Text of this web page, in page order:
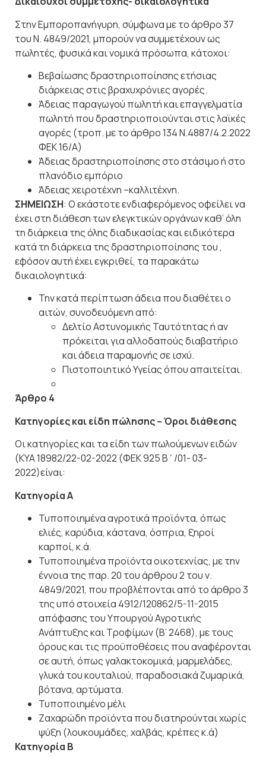
Στην Εμποροπανήγυρη, σύμφωνα με το άρθρο 37
του Ν. 4849/2021, μπορούν να συμμετέχουν ως
πωλητές, φυσικά και νομικά πρόσωπα, κάτοχοι:
Βεβαίωσης δραστηριοποίησης ετήσιας
διάρκειας στις βραχυχρόνιεςαγορές.
Άδειας παραγωγού πωλητή και επαγγελματία
πωλητή που δραστηριοποιούνται στις λαϊκές
αγορές (τροπ. με το άρθρο 134 Ν.4887/4.2.2022
ΦΕΚ 16/Α)
Άδειας δραστηριοποίησης στο στάσιμο ή στο
πλανόδιοεμπόριο
Άδειας χειροτέχνη –καλλιτέχνη.
ΣΗΜΕΙΩΣΗ: Ο εκάστοτε ενδιαφερόμενος οφείλει να
έχει στη διάθεση των ελεγκτικών οργάνων καθ’ όλη
τη διάρκεια της όλης διαδικασίας και ειδικότερα
κατά τη διάρκεια της δραστηριοποίησης του ,
εφόσον αυτή έχει εγκριθεί, τα παρακάτω
δικαιολογητικά:
Την κατά περίπτωση άδεια που διαθέτει ο
αιτών, συνοδευόμενηαπό:
Δελτίο Αστυνομικής Ταυτότητας ή αν
πρόκειται για αλλοδαπούς διαβατήριο
και άδεια παραμονής σε ισχύ.
Πιστοποιητικό Υγείας όπουαπαιτείται.
Άρθρο 4
Κατηγορίεςκαιείδη πώλησης–Όροιδιάθεσης
Οι κατηγορίες και τα είδη των πωλούμενων ειδών
(ΚΥΑ 18982/22-02-2022 (ΦΕΚ 925 Β΄/01-03-
2022)είναι:
ΚατηγορίαΑ
Τυποποιημένα αγροτικά προϊόντα, όπως
ελιές, καρύδια, κάστανα, όσπρια, ξηροί
καρποί, κ.ά.
Τυποποιημένα προϊόντα οικοτεχνίας, με την
έννοια της παρ. 20 του άρθρου 2 του ν.
4849/2021, που προβλέπονται από το άρθρο 3
της υπό στοιχεία 4912/120862/5-11-2015
απόφασης του Υπουργού Αγροτικής
Ανάπτυξης και Τροφίμων (Β’ 2468), με τους
όρους και τις προϋποθέσεις που αναφέρονται
σε αυτή, όπως γαλακτοκομικά, μαρμελάδες,
γλυκά του κουταλιού, παραδοσιακά ζυμαρικά,
βότανα, αρτύματα.
Τυποποιημένομέλι
Ζαχαρώδη προϊόντα που διατηρούνται χωρίς
ψύξη (λουκουμάδες, χαλβάς, κρέπεςκ.ά)
Κατηγορία Β